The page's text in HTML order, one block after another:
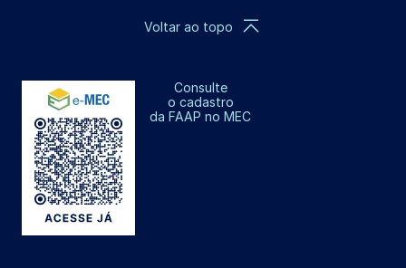
Consulte
o cadastro
da FAAP no MEC
Voltar ao topo